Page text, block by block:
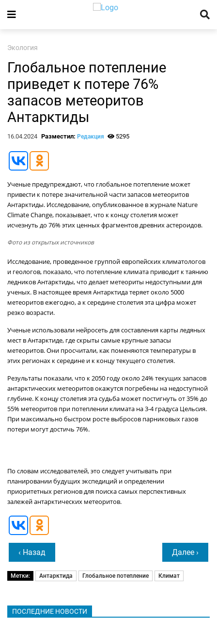
Экология
Глобальное потепление
приведет к потере 76%
запасов метеоритов
Антарктиды
16.04.2024 Разместил: Редакция 5295
Ученые предупреждают, что глобальное потепление может
привести к потере значительной части запасов метеоритов
Антарктиды. Исследование, опубликованное в журнале Nature
Climate Change, показывает, что к концу столетия может
исчезнуть до 76% этих ценных фрагментов древних астероидов.
Фото из открытых источников
Исследование, проведенное группой европейских климатологов
и геологов, показало, что потепление климата приводит к таянию
ледников Антарктиды, что делает метеориты недоступными для
ученых. В настоящее время Антарктида теряет около 5000
метеоритов ежегодно, а к середине столетия эта цифра может
резко возрасти.
Ученые использовали нейросеть для составления карты ледяных
мест в Антарктиде, где скрыты самые крупные запасы
метеоритов. Они просчитали, как поменяются температуры в
этих регионах к середине и к концу текущего столетия.
Результаты показали, что к 2050 году около 24% текущих запасов
антарктических метеоритов окажутся погребены на недоступной
глубине. К концу столетия эта судьба может постигнуть от 35% до
55% метеоритов при потеплении климата на 3-4 градуса Цельсия.
При максимально быстром росте выбросов парниковых газов
потери могут достичь 76%.
По словам исследователей, это следует учитывать при
планировании будущих экспедиций и определении
приоритетных регионов для поиска самых перспективных
залежей антарктических метеоритов.
‹ Назад Далее ›
Метки: Антарктида Глобальное потепление Климат
ПОСЛЕДНИЕ НОВОСТИ